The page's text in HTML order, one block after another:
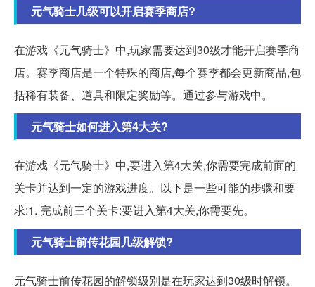
元气骑士几级可以开启赛季商店?
在游戏《元气骑士》中,玩家需要达到30级才能开启赛季商
店。赛季商店是一个特殊的商店,每个赛季都会更新商品,包
括稀有装备、道具和限定奖励等。通过参与游戏中。
元气骑士如何进入第4大关?
在游戏《元气骑士》中,要进入第4大关,你需要完成前面的
关卡并达到一定的游戏进度。以下是一些可能的步骤和要
求:1. 完成前三个关卡:要进入第4大关,你需要先。
元气骑士前传花园几级解锁?
元气骑士前传花园的解锁级别是在玩家达到30级时解锁。